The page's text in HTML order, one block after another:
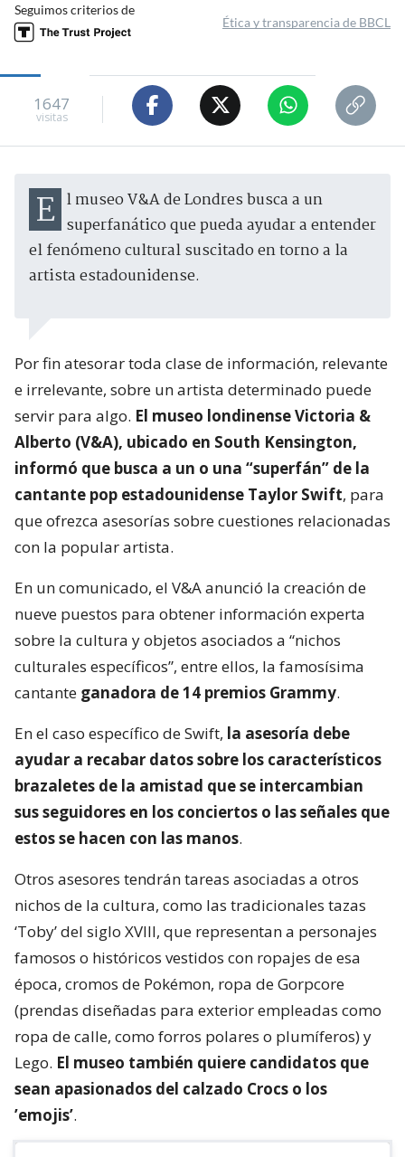
Seguimos criterios de
Ética y transparencia de BBCL
1647
visitas
El museo V&A de Londres busca a un superfanático que pueda ayudar a entender
el fenómeno cultural suscitado en torno a la
artista estadounidense.
Por fin atesorar toda clase de información, relevante
e irrelevante, sobre un artista determinado puede
servir para algo. El museo londinense Victoria &
Alberto (V&A), ubicado en South Kensington,
informó que busca a un o una “superfán” de la
cantante pop estadounidense Taylor Swift, para
que ofrezca asesorías sobre cuestiones relacionadas
con la popular artista.
En un comunicado, el V&A anunció la creación de
nueve puestos para obtener información experta
sobre la cultura y objetos asociados a “nichos
culturales específicos”, entre ellos, la famosísima
cantante ganadora de 14 premios Grammy.
En el caso específico de Swift, la asesoría debe
ayudar a recabar datos sobre los característicos
brazaletes de la amistad que se intercambian
sus seguidores en los conciertos o las señales que
estos se hacen con las manos.
Otros asesores tendrán tareas asociadas a otros
nichos de la cultura, como las tradicionales tazas
‘Toby’ del siglo XVIII, que representan a personajes
famosos o históricos vestidos con ropajes de esa
época, cromos de Pokémon, ropa de Gorpcore
(prendas diseñadas para exterior empleadas como
ropa de calle, como forros polares o plumíferos) y
Lego. El museo también quiere candidatos que
sean apasionados del calzado Crocs o los
’emojis’.